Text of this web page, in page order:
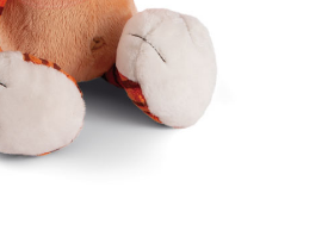
若仍有額度不足之情形，本公司將視審查結果
使用他人資訊註冊。若發現惡意使用之情形，
停止該用戶之使用額度並採取法律行動。